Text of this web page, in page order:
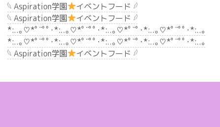
𓆩 Aspiration学園
イベントフード 𓆪
𓆩 Aspiration学園
イベントフード 𓆪
*:..｡♡*ﾟ¨ﾟﾟ･*:..｡♡*ﾟ¨ﾟﾟ･*:..｡♡*ﾟ¨ﾟ･*:..｡♡*ﾟ¨ﾟﾟ･*:..｡
*:..｡♡*ﾟ¨ﾟﾟ･*:..｡♡*ﾟ¨ﾟﾟ･*:..｡♡*ﾟ¨ﾟ･*:..｡♡*ﾟ¨ﾟﾟ･*:..｡
𓆩 Aspiration学園
イベントフード 𓆪